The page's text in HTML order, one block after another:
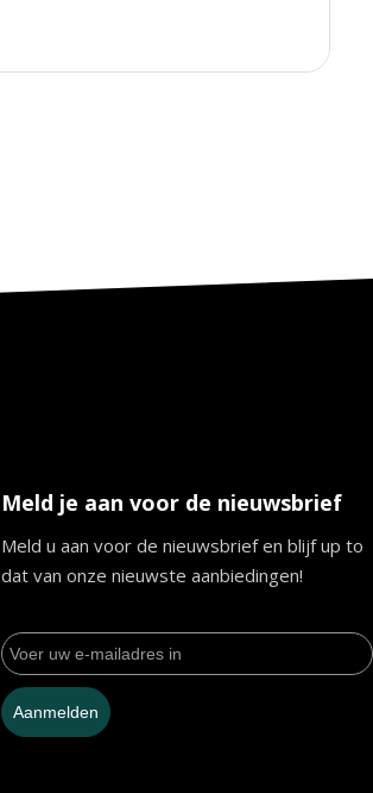
Meld je aan voor de nieuwsbrief
Meld u aan voor de nieuwsbrief en blijf up to
dat van onze nieuwste aanbiedingen!
Aanmelden